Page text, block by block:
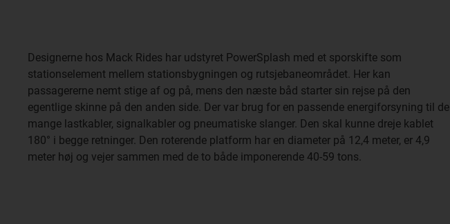
Designerne hos Mack Rides har udstyret PowerSplash med et sporskifte som
stationselement mellem stationsbygningen og rutsjebaneområdet. Her kan
passagererne nemt stige af og på, mens den næste båd starter sin rejse på den
egentlige skinne på den anden side. Der var brug for en passende energiforsyning til de
mange lastkabler, signalkabler og pneumatiske slanger. Den skal kunne dreje kablet
180° i begge retninger. Den roterende platform har en diameter på 12,4 meter, er 4,9
meter høj og vejer sammen med de to både imponerende 40-59 tons.